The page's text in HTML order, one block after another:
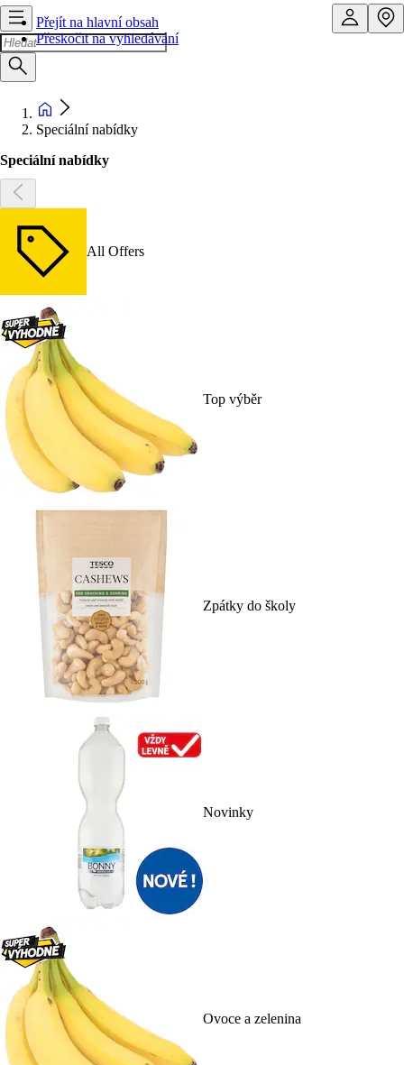
Přejít na hlavní obsah
Přeskočit na vyhledávání
Speciální nabídky
Speciální nabídky
All Offers
Top výběr
Zpátky do školy
Novinky
Ovoce a zelenina